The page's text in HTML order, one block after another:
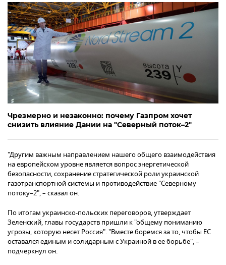
Чрезмерно и незаконно: почему Газпром хочет
снизить влияние Дании на "Северный поток–2"
"Другим важным направлением нашего общего взаимодействия
на европейском уровне является вопрос энергетической
безопасности, сохранение стратегической роли украинской
газотранспортной системы и противодействие "Северному
потоку–2", – сказал он.
По итогам украинско-польских переговоров, утверждает
Зеленский, главы государств пришли к "общему пониманию
угрозы, которую несет Россия". "Вместе боремся за то, чтобы ЕС
оставался единым и солидарным с Украиной в ее борьбе", –
подчеркнул он.